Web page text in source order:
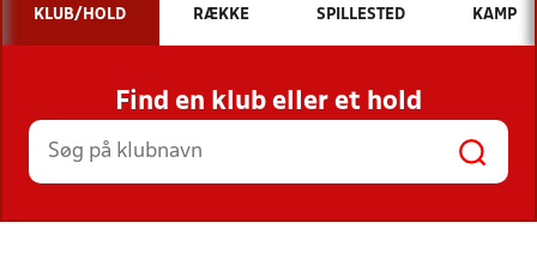
Hvad vil du søge efter?
INDHOLD OG NYHEDER
STILLINGER, RESULTATER, KLUBBER OG
HOLD
KLUB/HOLD RÆKKE SPILLESTED KAMP
Find en klub eller et hold